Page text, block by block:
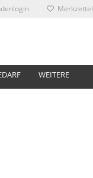
Merkzettel
WEITERE